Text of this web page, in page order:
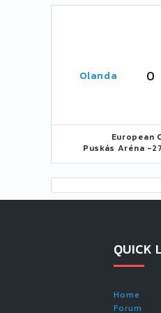
Olanda 0
European
Puskás Aréna -
QUICK
Home
Forum